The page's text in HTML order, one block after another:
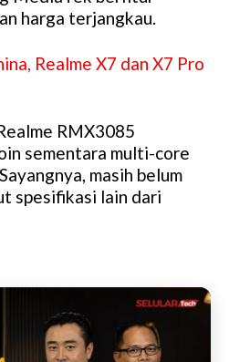
harga terjangkau.
Realme X7 dan X7 Pro
RMX3085
sementara multi-core
masih belum
spesifikasi lain dari